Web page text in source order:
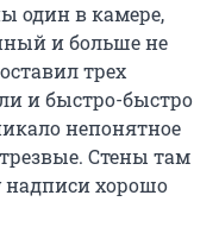
один в камере,
и больше не
трех
и быстро-быстро
непонятное
Стены там
надписи хорошо